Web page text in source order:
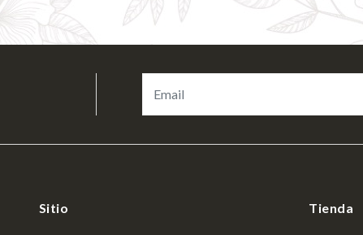
Sitio Tienda